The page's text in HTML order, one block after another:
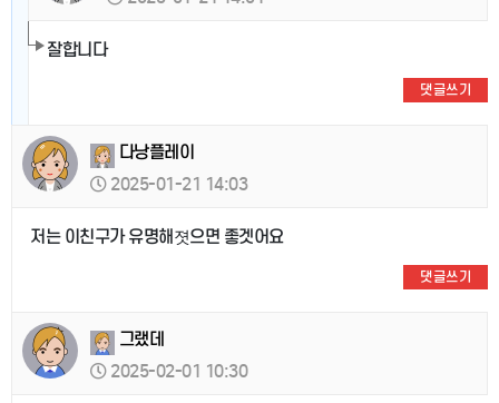
잘합니다
댓글쓰기
다낭플레이
2025-01-21 14:03
저는 이친구가 유명해졋으면 좋겟어요
댓글쓰기
그랬데
2025-02-01 10:30